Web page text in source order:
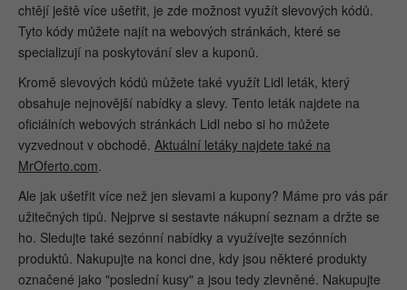
chtějí ještě více ušetřit, je zde možnost využít slevových kódů.
Tyto kódy můžete najít na webových stránkách, které se
specializují na poskytování slev a kuponů.
Kromě slevových kódů můžete také využít Lidl leták, který
obsahuje nejnovější nabídky a slevy. Tento leták najdete na
oficiálních webových stránkách Lidl nebo si ho můžete
vyzvednout v obchodě. Aktuální letáky najdete také na
MrOferto.com.
Ale jak ušetřit více než jen slevami a kupony? Máme pro vás pár
užitečných tipů. Nejprve si sestavte nákupní seznam a držte se
ho. Sledujte také sezónní nabídky a využívejte sezónních
produktů. Nakupujte na konci dne, kdy jsou některé produkty
označené jako "poslední kusy" a jsou tedy zlevněné. Nakupujte